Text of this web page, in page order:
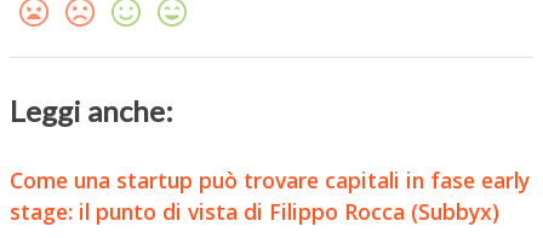
Leggi anche:
Come una startup può trovare capitali in fase early
stage: il punto di vista di Filippo Rocca (Subbyx)